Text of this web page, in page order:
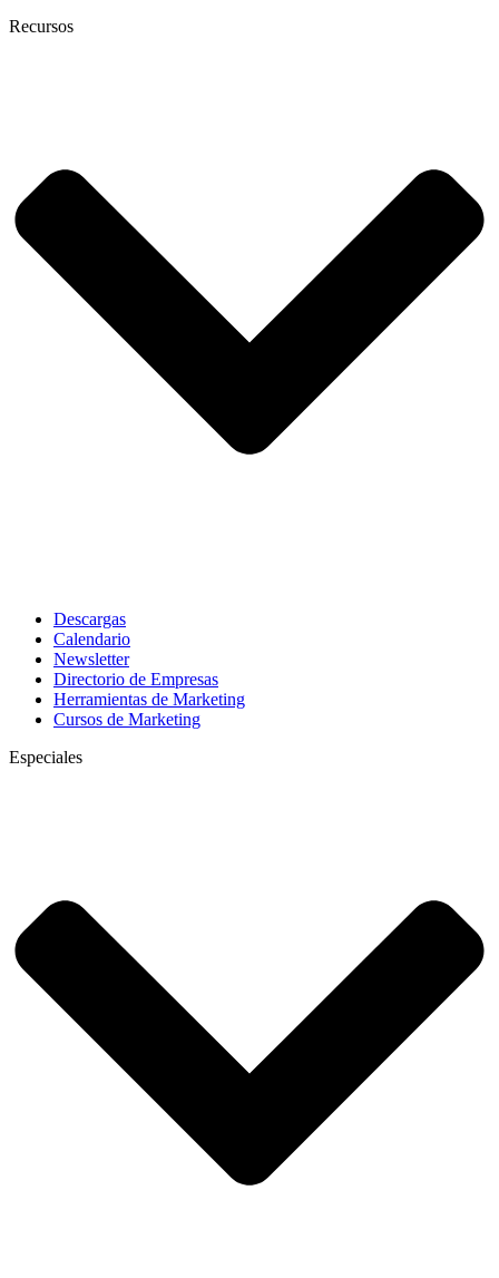
Recursos
Descargas
Calendario
Newsletter
Directorio de Empresas
Herramientas de Marketing
Cursos de Marketing
Especiales